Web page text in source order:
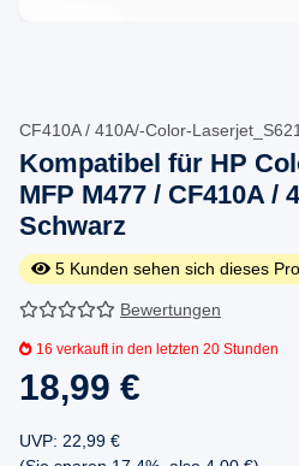
CF410A / 410A/-Color-
Kompatibel für HP
MFP M477 / CF410A /
Schwarz
5 Kunden sehen sich dieses
Bewertungen
16 verkauft in den letzten 20 Stunden
18,99 €
UVP: 22,99 €